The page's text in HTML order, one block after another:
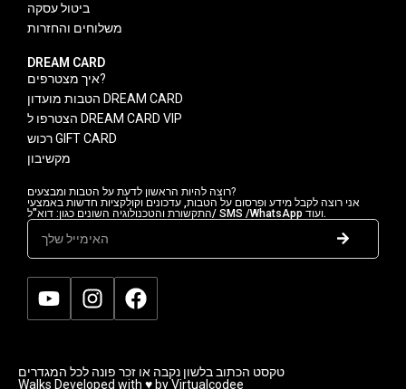
ביטול עסקה
משלוחים והחזרות
DREAM CARD
איך מצטרפים?
הטבות מועדון DREAM CARD
הצטרפו ל DREAM CARD VIP
רכוש GIFT CARD
מקשיבון
רוצה להיות הראשון לדעת על הטבות ומבצעים?
אני רוצה לקבל מידע ופרסום על הטבות, עדכונים וקולקציות חדשות באמצעי
התקשורת והטכנולוגיה השונים כגון: דוא"ל/ SMS /WhatsApp ועוד.
טקסט הכתוב בלשון נקבה או זכר פונה לכל המגדרים
Walks Developed with ♥ by Virtualcodee